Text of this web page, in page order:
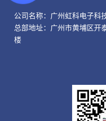
公司名称： 广州虹科电子科
总部地址：广州市黄埔区开
楼